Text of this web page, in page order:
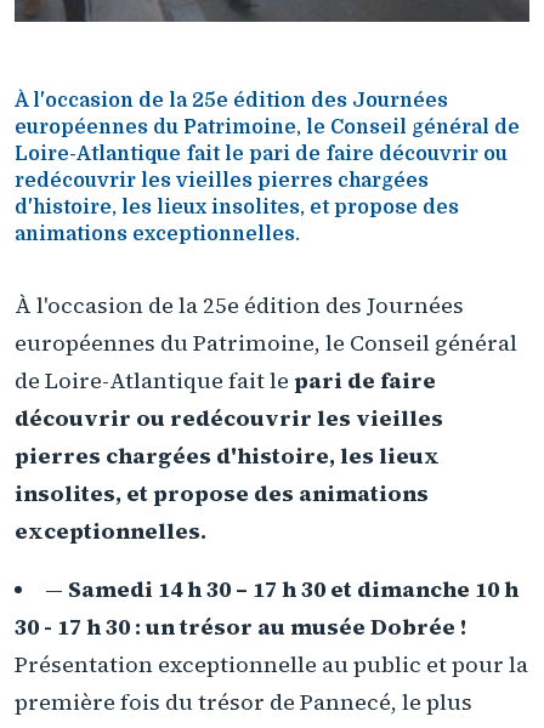
À l'occasion de la 25e édition des Journées
européennes du Patrimoine, le Conseil général de
Loire-Atlantique fait le pari de faire découvrir ou
redécouvrir les vieilles pierres chargées
d'histoire, les lieux insolites, et propose des
animations exceptionnelles.
À l'occasion de la 25e édition des Journées
européennes du Patrimoine, le Conseil général
de Loire-Atlantique fait le pari de faire
découvrir ou redécouvrir les vieilles
pierres chargées d'histoire, les lieux
insolites, et propose des animations
exceptionnelles.
— Samedi 14 h 30 – 17 h 30 et dimanche 10 h
30 - 17 h 30 : un trésor au musée Dobrée !
Présentation exceptionnelle au public et pour la
première fois du trésor de Pannecé, le plus